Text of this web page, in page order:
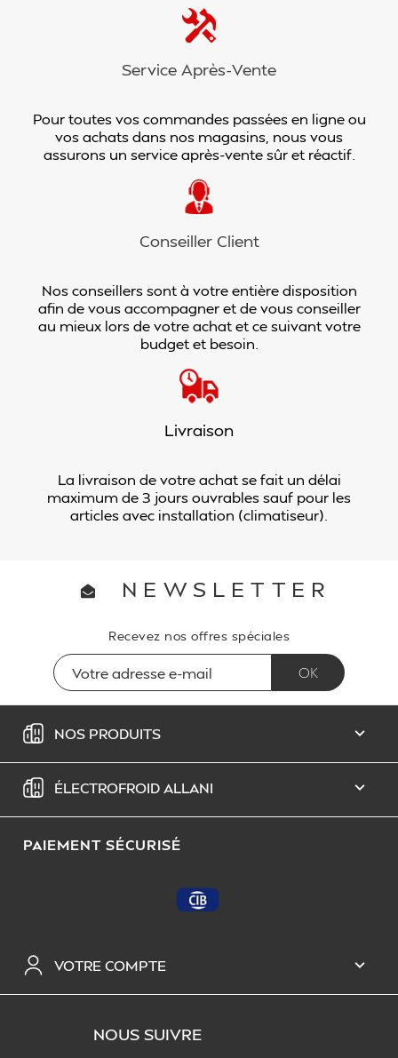
Service Après-Vente
Pour toutes vos commandes passées en ligne ou
vos achats dans nos magasins, nous vous
assurons un service après-vente sûr et réactif.
Conseiller Client
Nos conseillers sont à votre entière disposition
afin de vous accompagner et de vous conseiller
au mieux lors de votre achat et ce suivant votre
budget et besoin.
Livraison
La livraison de votre achat se fait un délai
maximum de 3 jours ouvrables sauf pour les
articles avec installation (climatiseur).
NEWSLETTER
Recevez nos offres spéciales
NOS PRODUITS 
ÉLECTROFROID ALLANI 
PAIEMENT SÉCURISÉ
VOTRE COMPTE 
NOUS SUIVRE